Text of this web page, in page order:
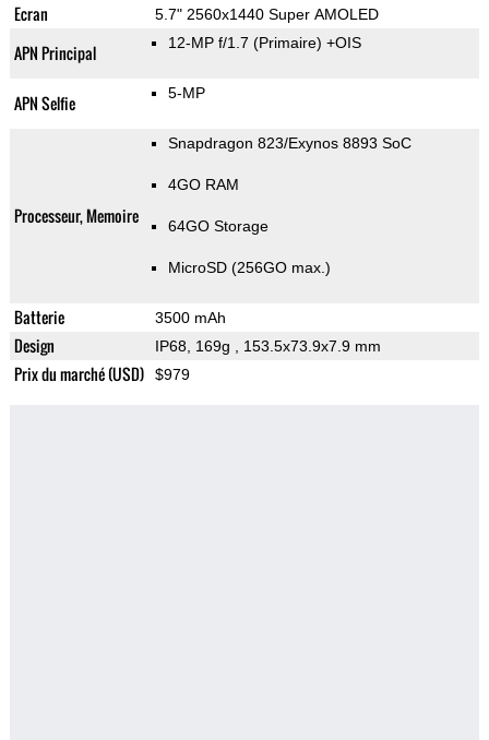
Ecran 5.7" 2560x1440 Super AMOLED
APN Principal 12-MP f/1.7 (Primaire) +OIS
APN Selfie 5-MP
Processeur, Memoire
Snapdragon 823/Exynos 8893 SoC
4GO RAM
64GO Storage
MicroSD (256GO max.)
Batterie 3500 mAh
Design IP68, 169g , 153.5x73.9x7.9 mm
Prix du marché (USD) $979